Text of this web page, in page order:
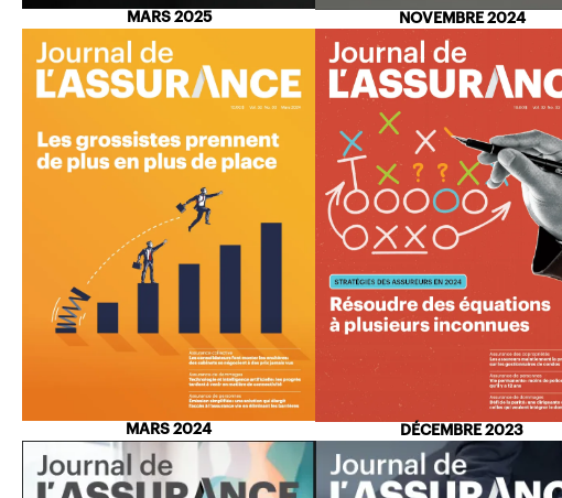
MARS 2025 NOVEMBRE 2024
MARS 2024 DÉCEMBRE 2023